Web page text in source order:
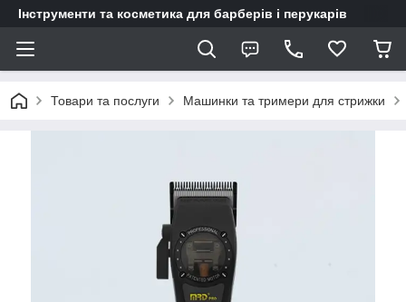
Інструменти та косметика для барберів і перукарів
Товари та послуги Машинки та тримери для стрижки